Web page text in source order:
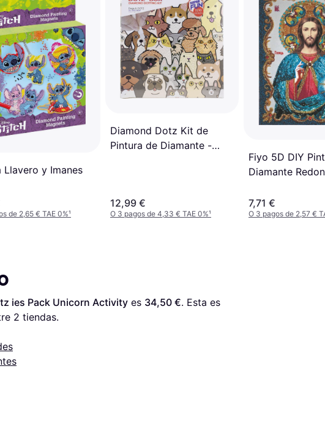
Llavero y Imanes
de 2,65 € TAE 0%¹
Diamond Dotz Kit de
Pintura de Diamante -
12,99 €
O 3 pagos de 4,33 € TAE 0%¹
Fiyo 5D DIY
Diamante
7,71 €
O 3 pagos de 2,57 €
ies Pack Unicorn Activity es 34,50 €. Esta es
2 tiendas.